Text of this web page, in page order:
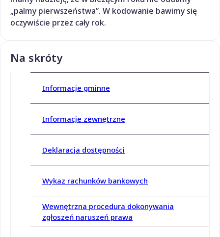
„palmy pierwszeństwa”. W kodowanie bawimy się
oczywiście przez cały rok.
Na skróty
Informacje gminne
Informacje zewnętrzne
Deklaracja dostępności
Wykaz rachunków bankowych
Wewnętrzna procedura dokonywania
zgłoszeń naruszeń prawa